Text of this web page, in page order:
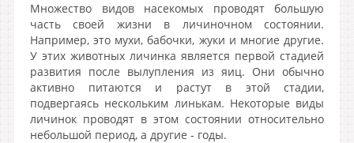
Множество видов насекомых проводят большую
часть своей жизни в личиночном состоянии.
Например, это мухи, бабочки, жуки и многие другие.
У этих животных личинка является первой стадией
развития после вылупления из яиц. Они обычно
активно питаются и растут в этой стадии,
подвергаясь нескольким линькам. Некоторые виды
личинок проводят в этом состоянии относительно
небольшой период, а другие - годы.